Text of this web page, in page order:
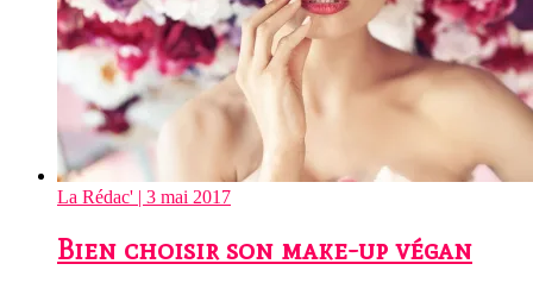
La Rédac' | 3 mai 2017
Bien choisir son make-up végan